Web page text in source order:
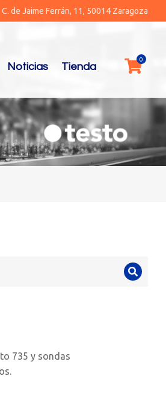
C. de Jaime Ferrán, 11, 50014 Zaragoza
Noticias Tienda
735 y sondas